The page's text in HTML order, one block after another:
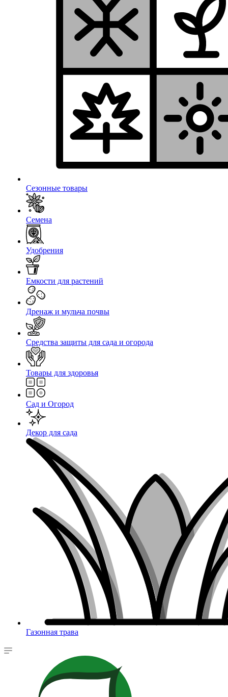
Сезонные товары
Семена
Удобрения
Емкости для растений
Дренаж и мульча почвы
Средства защиты для сада и огорода
Товары для здоровья
Сад и Огород
Декор для сада
Газонная трава